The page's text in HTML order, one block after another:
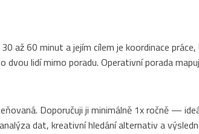
až 60 minut a jejím cílem je koordinace
lidí mimo poradu. Operativní porada
Doporučuji ji minimálně 1x ročně —
analýza dat, kreativní hledání alternativ a